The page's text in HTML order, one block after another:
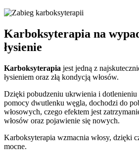
Karboksyterapia na
łysienie
Karboksyterapia jest jedną z
łysieniem oraz złą kondycją włosów.
Dzięki pobudzeniu ukrwienia i dotlenieniu
pomocy dwutlenku węgla, dochodzi do
włosowych, czego efektem jest
włosów oraz pojawienie się nowych.
Karboksyterapia wzmacnia włosy, dzięki
mocne.